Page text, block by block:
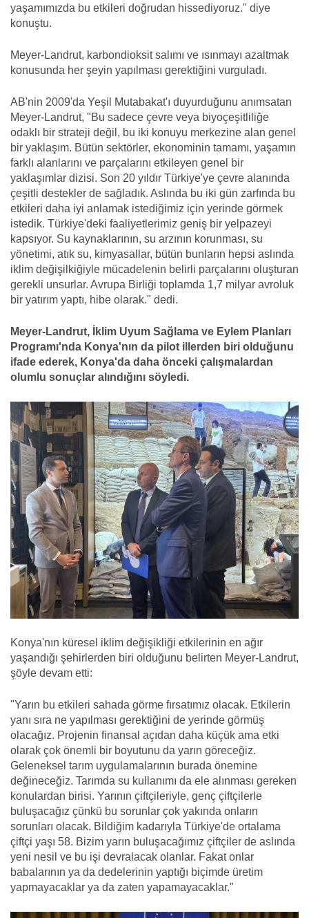
yaşamımızda bu etkileri doğrudan hissediyoruz." diye
konuştu.
Meyer-Landrut, karbondioksit salımı ve ısınmayı azaltmak
konusunda her şeyin yapılması gerektiğini vurguladı.
AB'nin 2009'da Yeşil Mutabakat'ı duyurduğunu anımsatan
Meyer-Landrut, "Bu sadece çevre veya biyoçeşitliliğe
odaklı bir strateji değil, bu iki konuyu merkezine alan genel
bir yaklaşım. Bütün sektörler, ekonominin tamamı, yaşamın
farklı alanlarını ve parçalarını etkileyen genel bir
yaklaşımlar dizisi. Son 20 yıldır Türkiye'ye çevre alanında
çeşitli destekler de sağladık. Aslında bu iki gün zarfında bu
etkileri daha iyi anlamak istediğimiz için yerinde görmek
istedik. Türkiye'deki faaliyetlerimiz geniş bir yelpazeyi
kapsıyor. Su kaynaklarının, su arzının korunması, su
yönetimi, atık su, kimyasallar, bütün bunların hepsi aslında
iklim değişilkiğiyle mücadelenin belirli parçalarını oluşturan
gerekli unsurlar. Avrupa Birliği toplamda 1,7 milyar avroluk
bir yatırım yaptı, hibe olarak." dedi.
Meyer-Landrut, İklim Uyum Sağlama ve Eylem Planları
Programı'nda Konya'nın da pilot illerden biri olduğunu
ifade ederek, Konya'da daha önceki çalışmalardan
olumlu sonuçlar alındığını söyledi.
Konya'nın küresel iklim değişikliği etkilerinin en ağır
yaşandığı şehirlerden biri olduğunu belirten Meyer-Landrut,
şöyle devam etti:
"Yarın bu etkileri sahada görme fırsatımız olacak. Etkilerin
yanı sıra ne yapılması gerektiğini de yerinde görmüş
olacağız. Projenin finansal açıdan daha küçük ama etki
olarak çok önemli bir boyutunu da yarın göreceğiz.
Geleneksel tarım uygulamalarının burada önemine
değineceğiz. Tarımda su kullanımı da ele alınması gereken
konulardan birisi. Yarının çiftçileriyle, genç çiftçilerle
buluşacağız çünkü bu sorunlar çok yakında onların
sorunları olacak. Bildiğim kadarıyla Türkiye'de ortalama
çiftçi yaşı 58. Bizim yarın buluşacağımız çiftçiler de aslında
yeni nesil ve bu işi devralacak olanlar. Fakat onlar
babalarının ya da dedelerinin yaptığı biçimde üretim
yapmayacaklar ya da zaten yapamayacaklar."